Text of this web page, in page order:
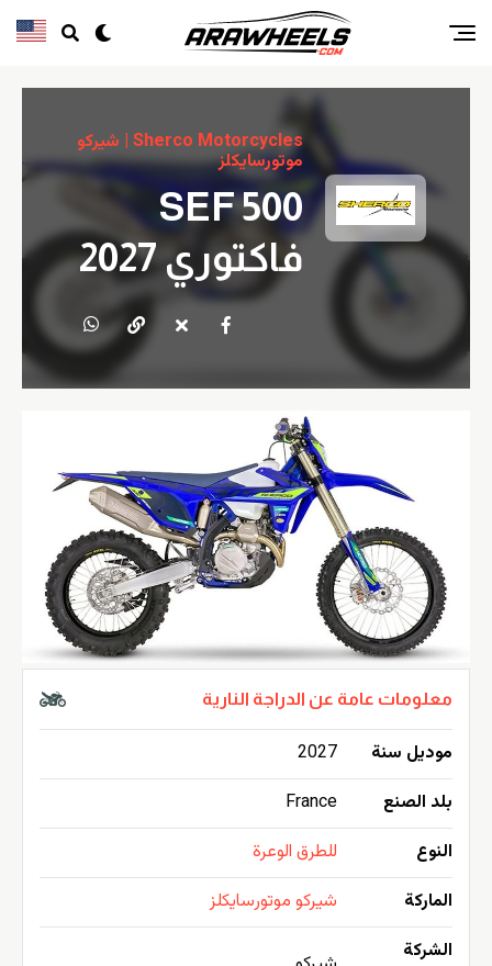
Sherco Motorcycles | شيركو
موتورسايكلز
SEF 500
فاكتوري 2027
معلومات عامة عن الدراجة النارية
موديل سنة
2027
بلد الصنع
France
النوع
للطرق الوعرة
الماركة
شيركو موتورسايكلز
الشركة